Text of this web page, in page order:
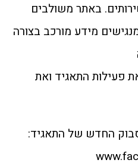
באתר משולבים
מידע מורכב בצורה
פעילות התאגיד ואת
החדש של התאגיד: